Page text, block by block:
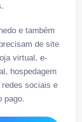
e também
de site
virtual, e-
hospedagem
sociais e
pago.